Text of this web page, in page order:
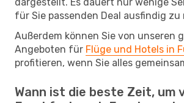
für Sie passenden Deal ausfindig zu
Außerdem können Sie von unseren
Angeboten für Flüge und Hotels in
profitieren, wenn Sie alles
Wann ist die beste Zeit, um